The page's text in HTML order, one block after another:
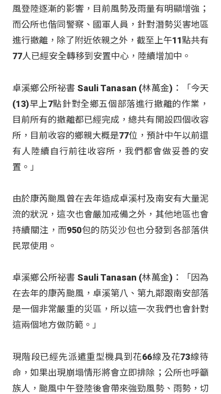
風登陸逐漸的影響，目前風勢及雨量有明顯增強；
而公所也偕同警察、國軍人員，針對潛勢災害地區
進行撤離，除了附近依親之外，截至上午11點共有
77人已經安全轉移到安置中心，陸續增加中。
卓溪鄉公所祕書 Sauli Tanasan (林萬金)：「今天
(13)早上7點針對全鄉五個部落進行撤離的作業，
目前所有的撤離都已經完成，總共有開設四個收容
所，目前收容的鄉親大概是77位，預計中午以前還
有人陸續自行前往收容所，我們都會做妥善的安
置。」
由於康芮颱風曾在去年造成卓溪村及南安有大量泥
流的狀況，這次也會嚴加戒備之外，其他地區也會
持續關注，而950包的防災沙包也分發到各部落供
民眾使用。
卓溪鄉公所祕書 Sauli Tanasan (林萬金)：「因為
在去年的康芮颱風，卓溪第八、第九鄰跟南安部落
是一個非常嚴重的災區，所以這一次我們也會針對
這兩個地方做防範。」
現階段已經先派遣重型機具到花66線及花73線待
命，如果出現崩塌情形將會立即排除；公所也呼籲
族人，颱風中午登陸後會帶來強勁風勢、雨勢，切